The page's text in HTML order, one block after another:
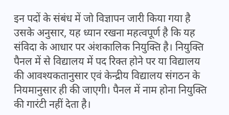
इन पदों के संबंध में जो विज्ञापन जारी किया गया है
उसके अनुसार, यह ध्यान रखना महत्वपूर्ण है कि यह
संविदा के आधार पर अंशकालिक नियुक्ति है। नियुक्ति
पैनल में से विद्यालय में पद रिक्त होने पर या विद्यालय
की आवश्यकतानुसार एवं केन्द्रीय विद्यालय संगठन के
नियमानुसार ही की जाएगी। पैनल में नाम होना नियुक्ति
की गारंटी नहीं देता है।